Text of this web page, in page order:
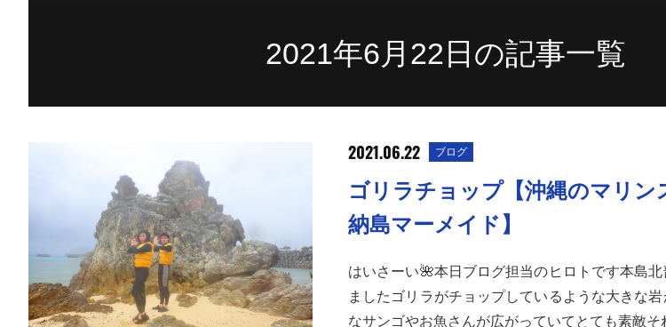
2021年6月22日の記事一覧
2021.06.22 ブログ
ゴリラチョップ【沖縄のマリ
納島マーメイド】
はいさーい🌺本日ブログ担当のヒロトです本島
ましたゴリラがチョップしているような大きな
なサンゴやお魚さんが広がっていてとても素敵